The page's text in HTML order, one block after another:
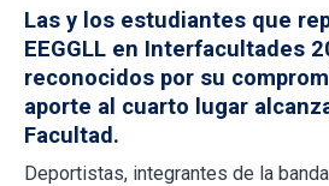
Las y los estudiantes que
EEGGLL en Interfacultades
reconocidos por su
aporte al cuarto lugar
Facultad.
Deportistas, integrantes de la